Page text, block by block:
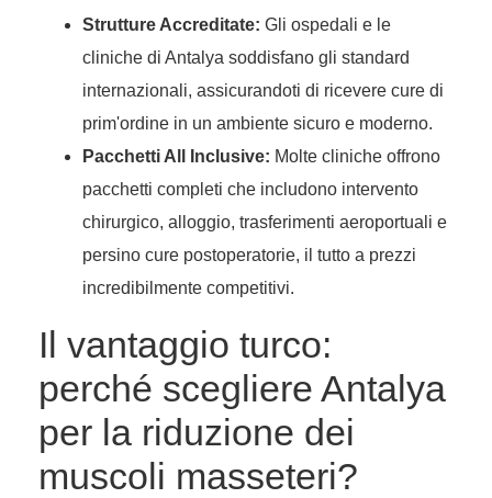
Strutture Accreditate: Gli ospedali e le
cliniche di Antalya soddisfano gli standard
internazionali, assicurandoti di ricevere cure di
prim'ordine in un ambiente sicuro e moderno.
Pacchetti All Inclusive: Molte cliniche offrono
pacchetti completi che includono intervento
chirurgico, alloggio, trasferimenti aeroportuali e
persino cure postoperatorie, il tutto a prezzi
incredibilmente competitivi.
Il vantaggio turco:
perché scegliere Antalya
per la riduzione dei
muscoli masseteri?